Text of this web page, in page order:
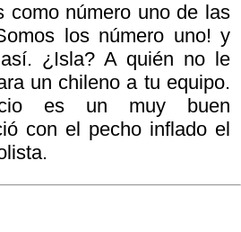
como número uno de las
los número uno! y
¿Isla? A quién no le
un chileno a tu equipo.
es un muy buen
con el pecho inflado el